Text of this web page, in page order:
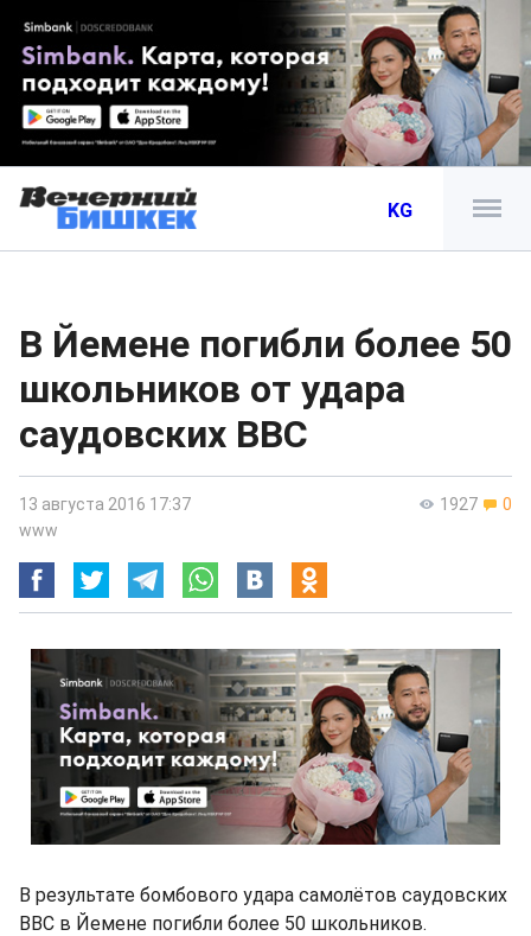
KG
В Йемене погибли более 50
школьников от удара
саудовских ВВС
1927 0
13 августа 2016 17:37
www
В результате бомбового удара самолётов саудовских
ВВС в Йемене погибли более 50 школьников.